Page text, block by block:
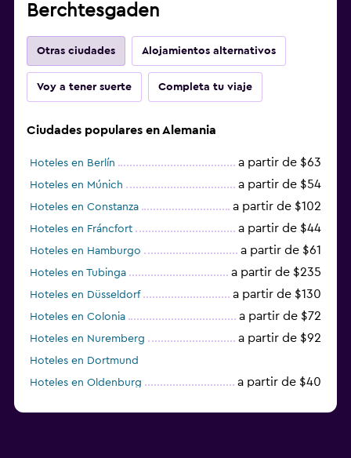
Berchtesgaden
Otras ciudades Alojamientos alternativos
Voy a tener suerte Completa tu viaje
Ciudades populares en Alemania
Hoteles en Berlín a partir de $63
Hoteles en Múnich a partir de $54
Hoteles en Constanza a partir de $102
Hoteles en Fráncfort a partir de $44
Hoteles en Hamburgo a partir de $61
Hoteles en Tubinga a partir de $235
Hoteles en Düsseldorf a partir de $130
Hoteles en Colonia a partir de $72
Hoteles en Nuremberg a partir de $92
Hoteles en Dortmund
Hoteles en Oldenburg
a partir de $40